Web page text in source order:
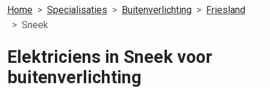
Home Specialisaties Buitenverlichting
Friesland
Sneek
Elektriciens in Sneek voor
buitenverlichting